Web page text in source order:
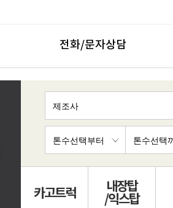
전화/문자상담
카고트럭
내장탑
/익스탑